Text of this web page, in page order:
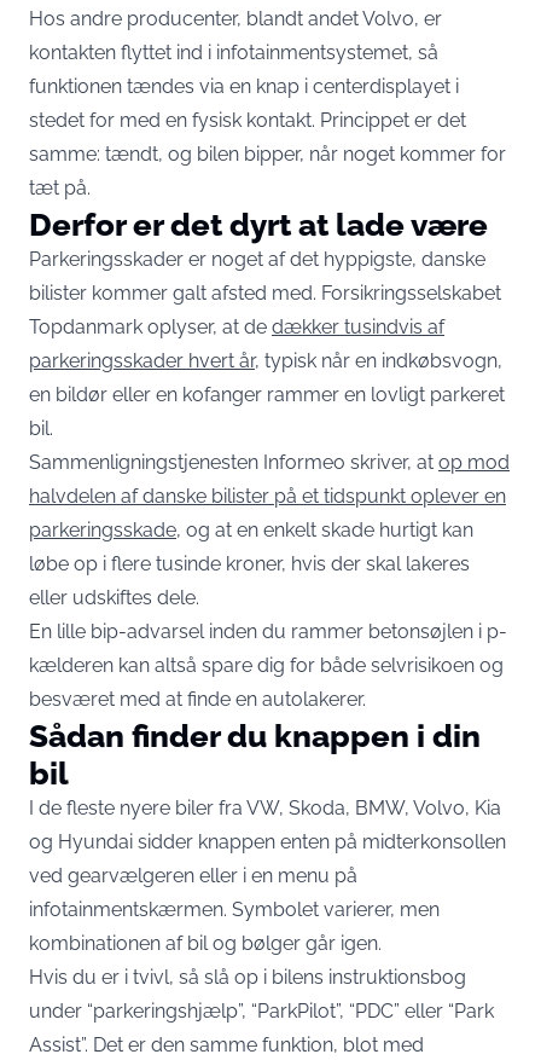
Hos andre producenter, blandt andet Volvo, er
kontakten flyttet ind i infotainmentsystemet, så
funktionen tændes via en knap i centerdisplayet i
stedet for med en fysisk kontakt. Princippet er det
samme: tændt, og bilen bipper, når noget kommer for
tæt på.
Derfor er det dyrt at lade være
Parkeringsskader er noget af det hyppigste, danske
bilister kommer galt afsted med. Forsikringsselskabet
Topdanmark oplyser, at de dækker tusindvis af
parkeringsskader hvert år, typisk når en indkøbsvogn,
en bildør eller en kofanger rammer en lovligt parkeret
bil.
Sammenligningstjenesten Informeo skriver, at op mod
halvdelen af danske bilister på et tidspunkt oplever en
parkeringsskade, og at en enkelt skade hurtigt kan
løbe op i flere tusinde kroner, hvis der skal lakeres
eller udskiftes dele.
En lille bip-advarsel inden du rammer betonsøjlen i p-
kælderen kan altså spare dig for både selvrisikoen og
besværet med at finde en autolakerer.
Sådan finder du knappen i din
bil
I de fleste nyere biler fra VW, Skoda, BMW, Volvo, Kia
og Hyundai sidder knappen enten på midterkonsollen
ved gearvælgeren eller i en menu på
infotainmentskærmen. Symbolet varierer, men
kombinationen af bil og bølger går igen.
Hvis du er i tvivl, så slå op i bilens instruktionsbog
under “parkeringshjælp”, “ParkPilot”, “PDC” eller “Park
Assist”. Det er den samme funktion, blot med